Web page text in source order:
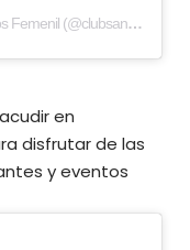
Una publicación compartida por Club Santos Femenil (@clubsantosfemenil)
en
disfrutar de las
y eventos